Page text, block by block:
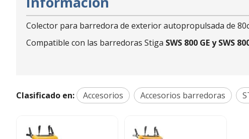
Colector para barredora de exterior autopropulsada de
Compatible con las barredoras Stiga SWS 800 GE y SWS
Clasificado en: Accesorios Accesorios barredoras